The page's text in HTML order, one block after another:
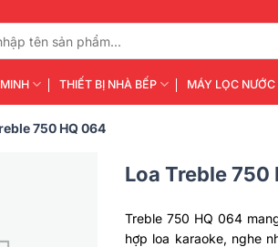
THIẾT BỊ NHÀ BẾP MÁY LỌC NƯỚC
750 HQ 064
Loa Treble 750
Treble 750 HQ 064
hợp loa karaoke, nghe